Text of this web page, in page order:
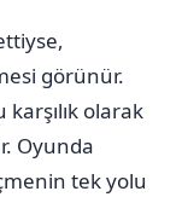
görünür.
olarak
Oyunda
tek yolu